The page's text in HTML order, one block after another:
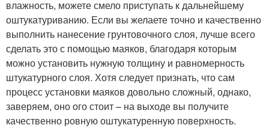
влажность, можете смело приступать к дальнейшему
оштукатуриванию. Если вы желаете точно и качественно
выполнить нанесение грунтовочного слоя, лучше всего
сделать это с помощью маяков, благодаря которым
можно установить нужную толщину и равномерность
штукатурного слоя. Хотя следует признать, что сам
процесс установки маяков довольно сложный, однако,
заверяем, оно ого стоит – на выходе вы получите
качественно ровную оштукатуренную поверхность.